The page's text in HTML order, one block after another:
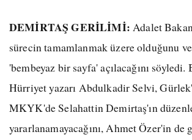
DEMİRTAŞ GERİLİMİ: Adalet
sürecin tamamlanmak üzere olduğunu
'bembeyaz bir sayfa' açılacağını söyledi.
Hürriyet yazarı Abdulkadir Selvi,
MKYK'de Selahattin Demirtaş'ın
yararlanamayacağını, Ahmet Özer'in de